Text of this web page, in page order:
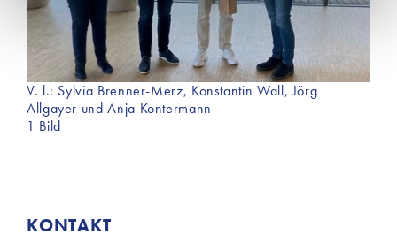
Dritte weitergegeben. Jedoch sind auf unserer Website
Inhalte von Drittanbietern eingebunden, die
möglicherweise Cookies für Marketingzwecke
verwenden. Welche Cookies im Einzelnen zur
Anwendung kommen, finden Sie unter dem Reiter
„Details“ und in unserer Datenschutzerklärung ».
V. l.: Sylvia Brenner-Merz, Konstantin Wall, Jörg
Allgayer und Anja Kontermann
1 Bild
KONTAKT